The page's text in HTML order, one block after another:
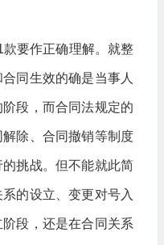
要作正确理解。就整
同生效的确是当事人
段，而合同法规定的
除、合同撤销等制度
挑战。但不能就此简
的设立、变更对号入
段，还是在合同关系